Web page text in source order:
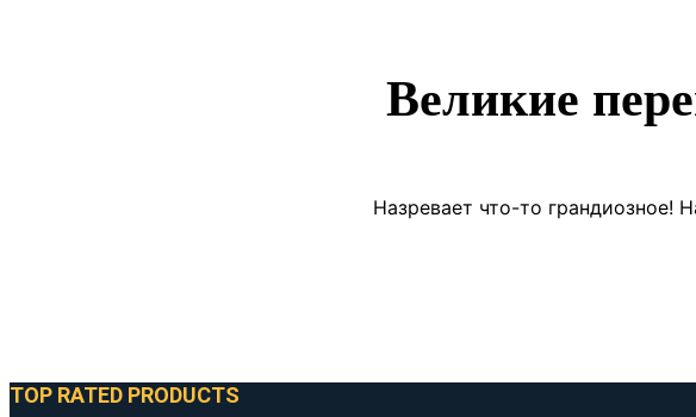
Великие
Назревает что-то грандиозное!
TOP RATED PRODUCTS